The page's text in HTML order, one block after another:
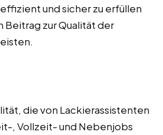
und sicher zu erfüllen
zur Qualität der
die von Lackierassistenten
, Vollzeit- und Nebenjobs